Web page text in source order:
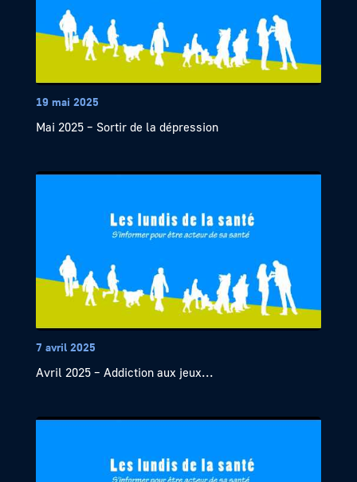
19 mai 2025
Mai 2025 – Sortir de la dépression
7 avril 2025
Avril 2025 – Addiction aux jeux...